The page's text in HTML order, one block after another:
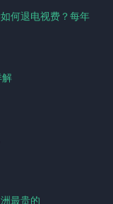
何退电视费？每年
解
最贵的